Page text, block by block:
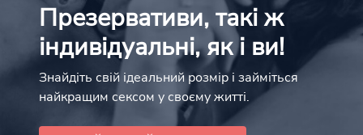
Презервативи, такі ж
індивідуальні, як і ви!
Знайдіть свій ідеальний розмір і займіться
найкращим сексом у своєму житті.